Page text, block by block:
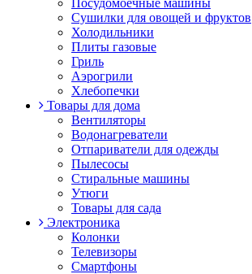
Посудомоечные машины
Сушилки для овощей и фруктов
Холодильники
Плиты газовые
Гриль
Аэрогрили
Хлебопечки
Товары для дома
Вентиляторы
Водонагреватели
Отпариватели для одежды
Пылесосы
Стиральные машины
Утюги
Товары для сада
Электроника
Колонки
Телевизоры
Смартфоны